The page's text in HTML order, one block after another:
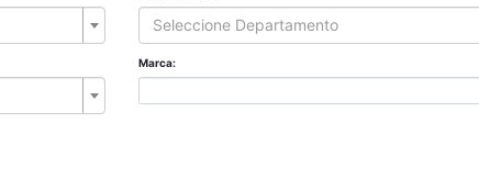
Seleccione Departamento
Marca: